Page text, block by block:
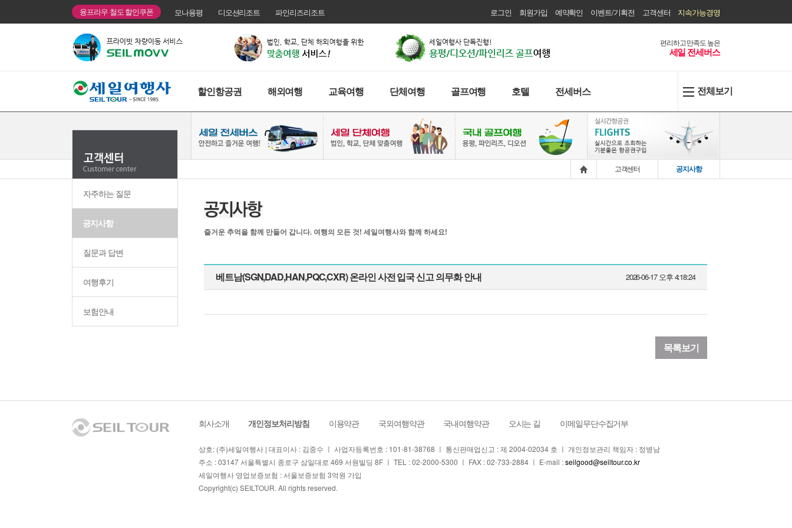
융프라우 철도 할인쿠폰 모나용평 디오션리조트 파인리즈리조트 로그인 회원가입 예약확인 이벤트/기획전 고객센터 지속가능경영
편리하고 만족도 높은
세일 전세버스
할인항공권 해외여행 교육여행 단체여행 골프여행 호텔 전세버스 전체보기
자주하는 질문
공지사항
질문과 답변
여행후기
보험안내
고객센터 공지사항
즐거운 추억을 함께 만들어 갑니다. 여행의 모든 것! 세일여행사와 함께 하세요!
베트남(SGN,DAD,HAN,PQC,CXR) 온라인 사전 입국 신고 의무화 안내 2026-06-17 오후 4:18:24
목록보기
회사소개 개인정보처리방침 이용약관 국외여행약관 국내여행약관 오시는 길 이메일무단수집거부
상호: (주)세일여행사 | 대표이사 : 김중수 ㅣ 사업자등록번호 : 101-81-38768 ㅣ 통신판매업신고 : 제 2004-02034 호 ㅣ 개인정보관리 책임자 : 정병남
주소 : 03147 서울특별시 종로구 삼일대로 469 서원빌딩 8F ㅣ TEL : 02-2000-5300 ㅣ FAX : 02-733-2884 ㅣ E-mail :seilgood@seiltour.co.kr
세일여행사 영업보증보험 : 서울보증보험 3억원 가입
Copyright(c) SEILTOUR. All rights reserved.